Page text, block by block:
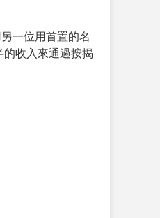
一位用首置的名
收入來通過按揭